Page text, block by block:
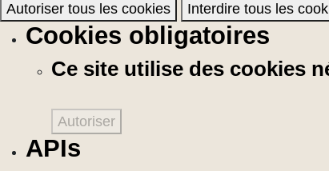
Autoriser tous les cookies Interdire tous les
Cookies obligatoires
Ce site utilise des cookies
Autoriser
APIs